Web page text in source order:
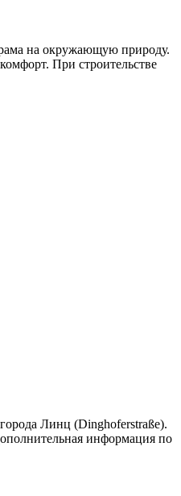
на окружающую природу.
При строительстве
Линц (Dinghoferstraße).
информация по